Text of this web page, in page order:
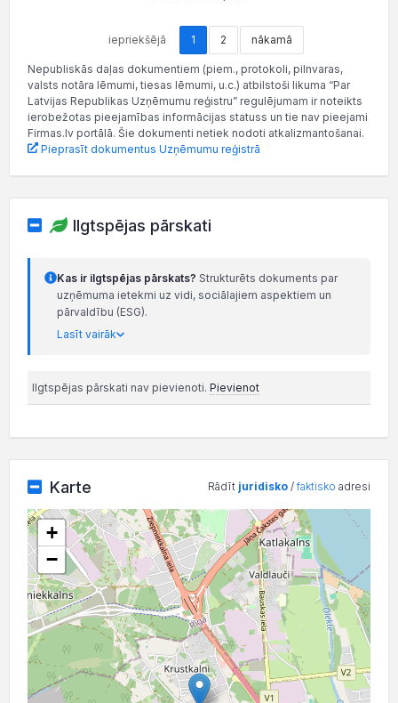
iepriekšējā 1 2 nākamā
Nepubliskās daļas dokumentiem (piem., protokoli, pilnvaras,
valsts notāra lēmumi, tiesas lēmumi, u.c.) atbilstoši likuma “Par
Latvijas Republikas Uzņēmumu reģistru” regulējumam ir noteikts
ierobežotas pieejamības informācijas statuss un tie nav pieejami
Firmas.lv portālā. Šie dokumenti netiek nodoti atkalizmantošanai.
Pieprasīt dokumentus Uzņēmumu reģistrā
Ilgtspējas pārskati
Kas ir ilgtspējas pārskats? Strukturēts dokuments par
uzņēmuma ietekmi uz vidi, sociālajiem aspektiem un
pārvaldību (ESG).
Lasīt vairāk
Ilgtspējas pārskati nav pievienoti. Pievienot
Karte Rādīt juridisko /faktisko adresi
+
−